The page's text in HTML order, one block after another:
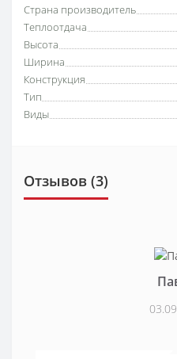
Страна производитель
Теплоотдача
Высота
Ширина
Конструкция
Тип
Виды
Отзывов (3)